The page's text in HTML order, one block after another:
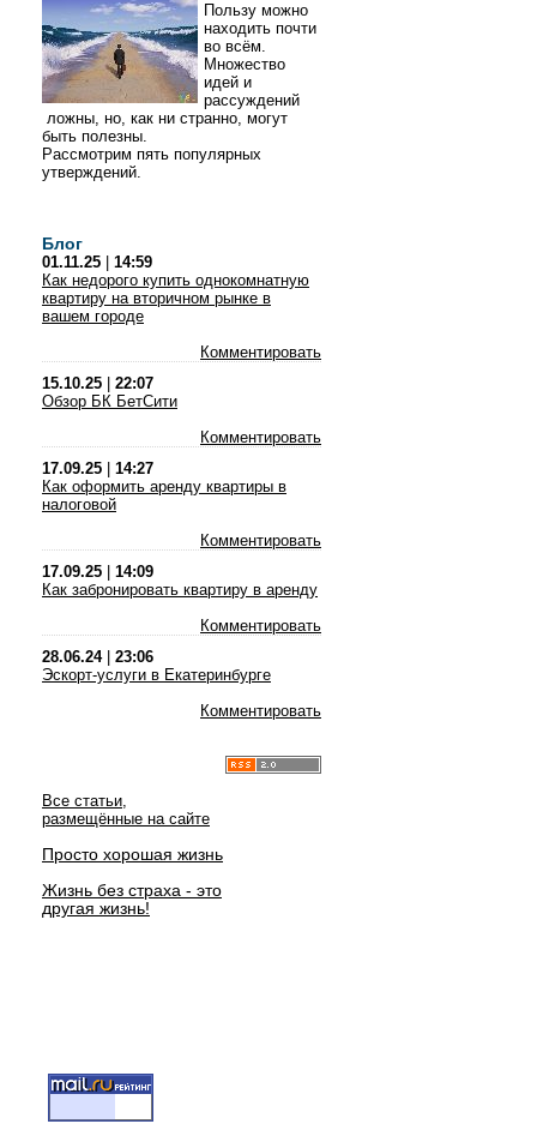
Пользу можно
находить почти
во всём.
Множество
идей и
рассуждений
ложны, но, как ни странно, могут
быть полезны.
Рассмотрим пять популярных
утверждений.
Блог
01.11.25
14:59
Как недорого купить однокомнатную
квартиру на вторичном рынке в
вашем городе
Комментировать
15.10.25
22:07
Обзор БК БетСити
Комментировать
17.09.25
14:27
Как оформить аренду квартиры в
налоговой
Комментировать
17.09.25
14:09
Как забронировать квартиру в аренду
Комментировать
28.06.24| 23:06
Эскорт-услуги в Екатеринбурге
Комментировать
Все статьи,
размещённые на сайте
Просто хорошая жизнь
Жизнь без страха - это
другая жизнь!